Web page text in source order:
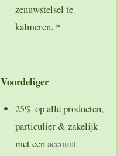
zenuwstelsel te
kalmeren. *
Voordeliger
25% op alle producten,
particulier & zakelijk
met eenaccount